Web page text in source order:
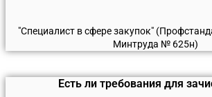
"Специалист в сфере закупок"
Минтруда № 625н)
Есть ли требования для